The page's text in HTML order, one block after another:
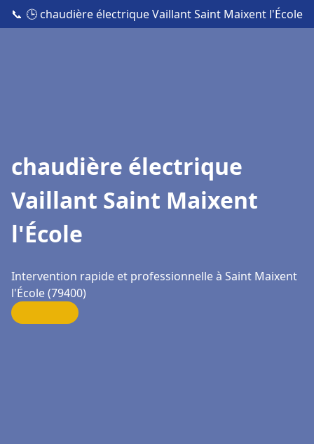
📞 🕒 chaudière électrique Vaillant Saint Maixent l'École
chaudière électrique
Vaillant Saint Maixent
l'École
Intervention rapide et professionnelle à Saint Maixent
l'École (79400)